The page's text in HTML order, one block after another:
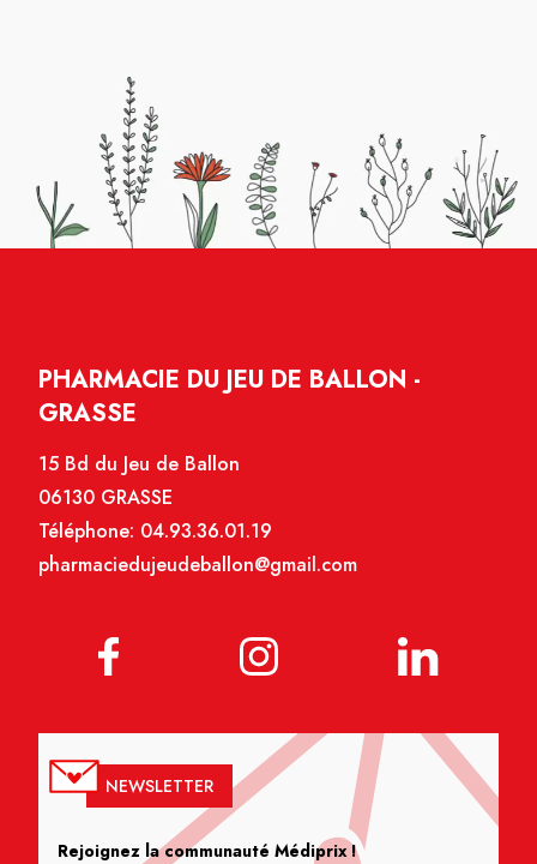
PHARMACIE DU JEU DE BALLON -
GRASSE
15 Bd du Jeu de Ballon
06130 GRASSE
Téléphone: 04.93.36.01.19
pharmaciedujeudeballon@gmail.com
NEWSLETTER
Rejoignez la communauté Médiprix !